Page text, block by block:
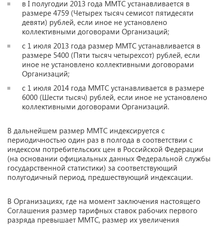
в I полугодии 2013 года ММТС устанавливается в
размере 4759 (Четырех тысяч семисот пятидесяти
девяти) рублей, если иное не установлено
коллективными договорами Организаций;
с 1 июля 2013 года размер ММТС устанавливается в
размере 5400 (Пяти тысяч четырехсот) рублей, если
иное не установлено коллективными договорами
Организаций;
с 1 июля 2014 года ММТС устанавливается в размере
6000 (Шести тысяч) рублей, если иное не установлено
коллективными договорами Организаций.
В дальнейшем размер ММТС индексируется с
периодичностью один раз в полгода в соответствии с
индексом потребительских цен в Российской Федерации
(на основании официальных данных Федеральной службы
государственной статистики) за соответствующий
полугодичный период, предшествующий индексации.
В Организациях, где на момент заключения настоящего
Соглашения размер тарифных ставок рабочих первого
разряда превышает ММТС, размер их увеличения